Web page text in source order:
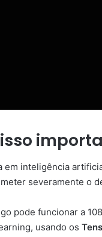
isso
em inteligência
severamente o
pode funcionar a
usando os